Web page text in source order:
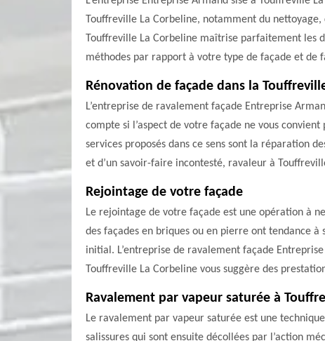
Touffreville La Corbeline, notamment du
Touffreville La Corbeline maîtrise parfaitement les
méthodes par rapport à votre type de façade et de
Rénovation de façade dans la
L’entreprise de ravalement façade Entreprise
compte si l’aspect de votre façade ne vous
services proposés dans ce sens sont la réparation
et d’un savoir-faire incontesté, ravaleur à
Rejointage de votre façade
Le rejointage de votre façade est une opération à
des façades en briques ou en pierre ont tendance
initial. L’entreprise de ravalement façade
Touffreville La Corbeline vous suggère des
Ravalement par vapeur saturée à
Le ravalement par vapeur saturée est une
salissures qui sont ensuite décollées par l’action